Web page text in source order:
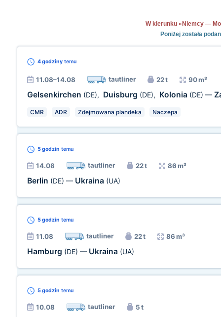
W kierunku «Niemcy —
Poniżej została
4 godziny temu
11.08–14.08 tautliner 22 t 90 m³
Gelsenkirchen (DE), Duisburg (DE), Kolonia (DE) —
CMR ADR Zdejmowana plandeka Naczepa
5 godzin temu
14.08 tautliner 22 t 86 m³
Berlin (DE) — Ukraina (UA)
5 godzin temu
11.08 tautliner 22 t 86 m³
Hamburg (DE) — Ukraina (UA)
5 godzin temu
10.08 tautliner 5 t